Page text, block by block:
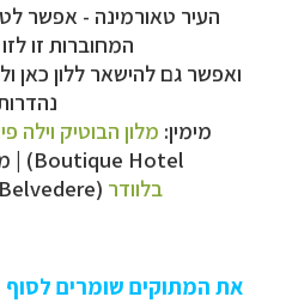
העיר טאורמינה - אפשר
המחוברות זו
ואפשר גם להישאר ללון כאן
מימין: מלון הבוטיק וילה
Boutique Hotel) | משמאל:
בלוודר (Hotel Villa Belvedere)
את המתוקים שומרים לסוף